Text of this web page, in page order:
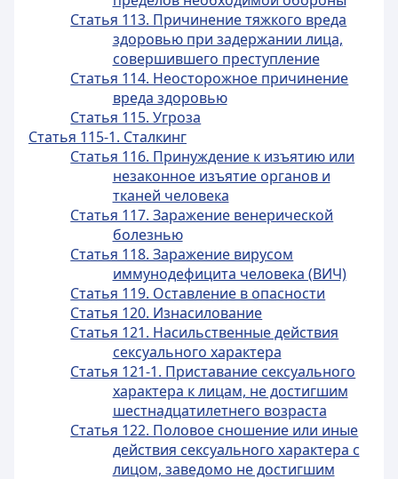
Статья 113. Причинение тяжкого вреда
здоровью при задержании лица,
совершившего преступление
Статья 114. Неосторожное причинение
вреда здоровью
Статья 115. Угроза
Статья 115-1. Сталкинг
Статья 116. Принуждение к изъятию или
незаконное изъятие органов и
тканей человека
Статья 117. Заражение венерической
болезнью
Статья 118. Заражение вирусом
иммунодефицита человека (ВИЧ)
Статья 119. Оставление в опасности
Статья 120. Изнасилование
Статья 121. Насильственные действия
сексуального характера
Статья 121-1. Приставание сексуального
характера к лицам, не достигшим
шестнадцатилетнего возраста
Статья 122. Половое сношение или иные
действия сексуального характера с
лицом, заведомо не достигшим